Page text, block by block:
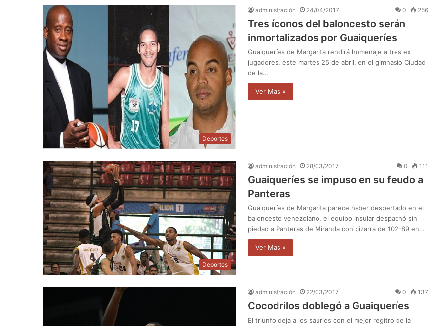
Deportes
administración 24/04/2017 0 256
Tres íconos del baloncesto serán
inmortalizados por Guaiqueríes
Guaiqueríes de Margarita rendirá homenaje a tres ex
jugadores, este martes 25 de abril, en el gimnasio Ciudad
de la…
Ver Mas »
Deportes
administración 28/03/2017 0 111
Guaiqueríes se impuso en su feudo a
Panteras
Guaiqueríes de Margarita parece haber despertado en el
baloncesto venezolano, el equipo insular despachó sin
piedad a Panteras de Miranda con pizarra de 102-89 en…
Ver Mas »
administración 22/03/2017 0 137
Cocodrilos doblegó a Guaiqueríes
El triunfo deja a los saurios con el mejor regitro de la